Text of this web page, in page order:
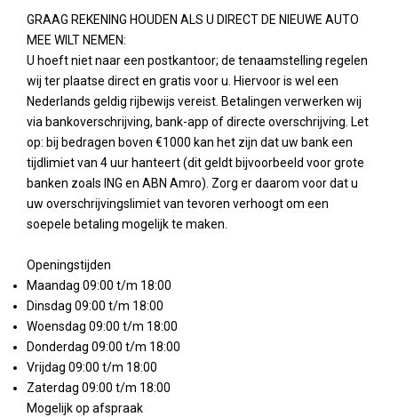
GRAAG REKENING HOUDEN ALS U DIRECT DE NIEUWE AUTO
MEE WILT NEMEN:
U hoeft niet naar een postkantoor; de tenaamstelling regelen
wij ter plaatse direct en gratis voor u. Hiervoor is wel een
Nederlands geldig rijbewijs vereist. Betalingen verwerken wij
via bankoverschrijving, bank-app of directe overschrijving. Let
op: bij bedragen boven €1000 kan het zijn dat uw bank een
tijdlimiet van 4 uur hanteert (dit geldt bijvoorbeeld voor grote
banken zoals ING en ABN Amro). Zorg er daarom voor dat u
uw overschrijvingslimiet van tevoren verhoogt om een
soepele betaling mogelijk te maken.
Openingstijden
Maandag 09:00 t/m 18:00
Dinsdag 09:00 t/m 18:00
Woensdag 09:00 t/m 18:00
Donderdag 09:00 t/m 18:00
Vrijdag 09:00 t/m 18:00
Zaterdag 09:00 t/m 18:00
Mogelijk op afspraak